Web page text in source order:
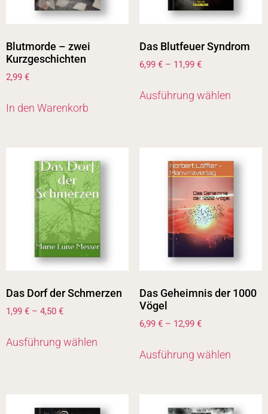
Blutmorde – zwei
Kurzgeschichten
2,99 €
In den Warenkorb
Das Blutfeuer Syndrom
6,99 € – 11,99 €
Ausführung wählen
Das Dorf der Schmerzen
1,99 € – 4,50 €
Ausführung wählen
Das Geheimnis der 1000
Vögel
6,99 € – 12,99 €
Ausführung wählen